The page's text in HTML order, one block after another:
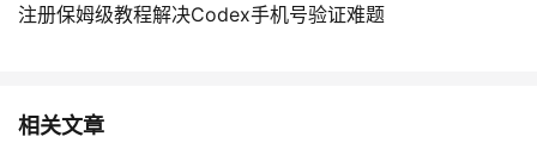
注册保姆级教程解决Codex手机号验证难题
相关文章